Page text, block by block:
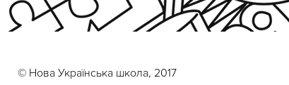
© Нова Українська школа, 2017